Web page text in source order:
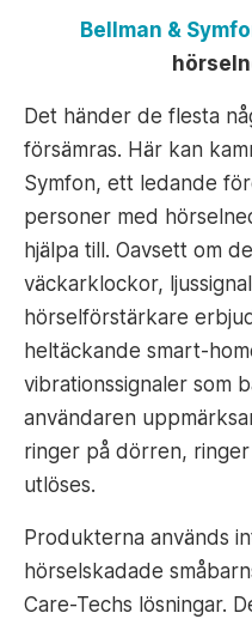
Bellman &
Det händer de flesta
försämras. Här kan
Symfon, ett ledande
personer med
hjälpa till. Oavsett om
väckarklockor,
hörselförstärkare
heltäckande smart-
vibrationssignaler som
användaren
ringer på dörren,
utlöses.
Produkterna används
hörselskadade
Care-Techs lösningar.